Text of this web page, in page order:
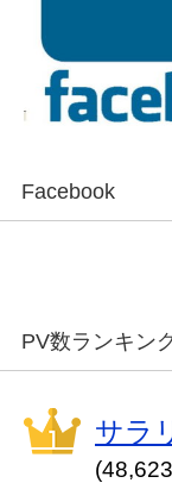
Facebook
PV数ランキン
サラ